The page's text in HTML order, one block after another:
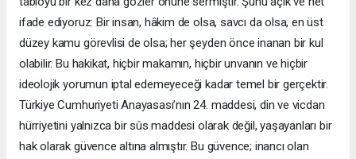
ifade ediyoruz: Bir insan, hâkim de olsa, savcı da olsa, en üst
düzey kamu görevlisi de olsa; her şeyden önce inanan bir kul
olabilir. Bu hakikat, hiçbir makamın, hiçbir unvanın ve hiçbir
ideolojik yorumun iptal edemeyeceği kadar temel bir gerçektir.
Türkiye Cumhuriyeti Anayasası’nın 24. maddesi, din ve vicdan
hürriyetini yalnızca bir sûs maddesi olarak değil, yaşayanları bir
hak olarak güvence altına almıştır. Bu güvence; inancı olan